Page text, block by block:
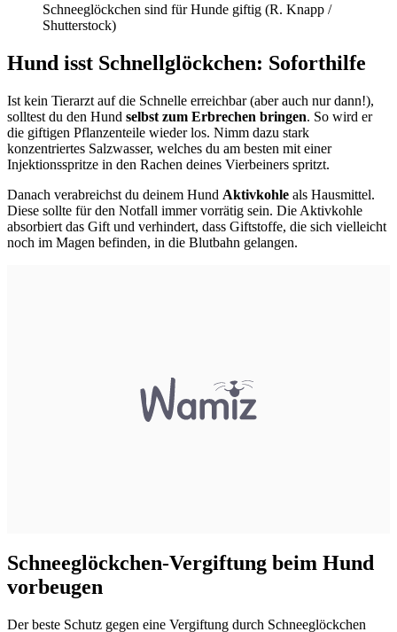
Schneeglöckchen sind für Hunde giftig (R. Knapp /
Shutterstock)
Hund isst Schnellglöckchen: Soforthilfe
Ist kein Tierarzt auf die Schnelle erreichbar (aber auch nur dann!),
solltest du den Hund selbst zum Erbrechen bringen. So wird er
die giftigen Pflanzenteile wieder los. Nimm dazu stark
konzentriertes Salzwasser, welches du am besten mit einer
Injektionsspritze in den Rachen deines Vierbeiners spritzt.
Danach verabreichst du deinem Hund Aktivkohle als Hausmittel.
Diese sollte für den Notfall immer vorrätig sein. Die Aktivkohle
absorbiert das Gift und verhindert, dass Giftstoffe, die sich vielleicht
noch im Magen befinden, in die Blutbahn gelangen.
Schneeglöckchen-Vergiftung beim Hund
vorbeugen
Der beste Schutz gegen eine Vergiftung durch Schneeglöckchen